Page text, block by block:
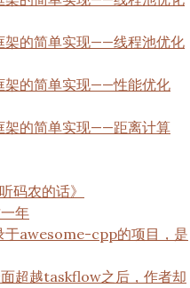
架的简单实现——线程池优化
架的简单实现——性能优化
架的简单实现——距离计算
码农的话》
年
于awesome-cpp的项目，是
超越taskflow之后，作者却